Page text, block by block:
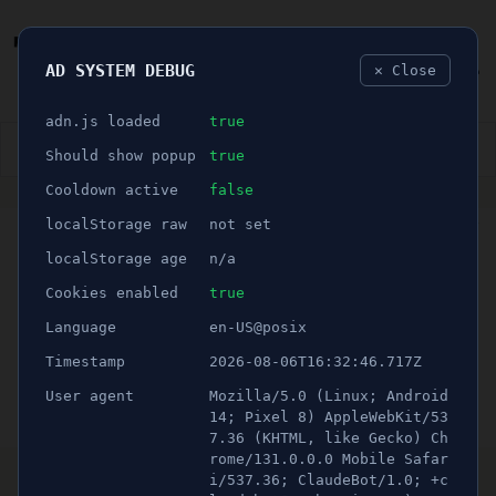
👮🏻‍♂️ BLÅLJUS ÅSIKTER SPORT
ANNONS
Personalen på Glashyttan
är redo "Det största som
har hänt"
Publicerad 16 juni 2021 02:00
Uppdaterad 16 juni 2026 23:27
Maja Paulsen och Nina Pettersson
AD SYSTEM DEBUG ✕ Close
adn.js loaded true
Should show popup true
Cooldown active false
localStorage raw not set
localStorage age n/a
Cookies enabled true
Language en-US@posix
Timestamp 2026-08-06T16:32:46.717Z
User agent
Mozilla/5.0 (Linux; Android
14; Pixel 8) AppleWebKit/53
7.36 (KHTML, like Gecko) Ch
rome/131.0.0.0 Mobile Safar
i/537.36; ClaudeBot/1.0; +c